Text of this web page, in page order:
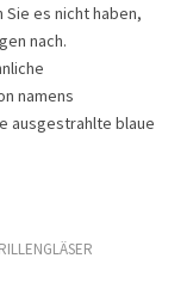
es nicht haben,
nach.
namens
ausgestrahlte blaue